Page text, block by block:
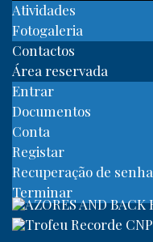
Atividades
Fotogaleria
Contactos
Área reservada
Entrar
Documentos
Conta
Registar
Recuperação de senha
Terminar